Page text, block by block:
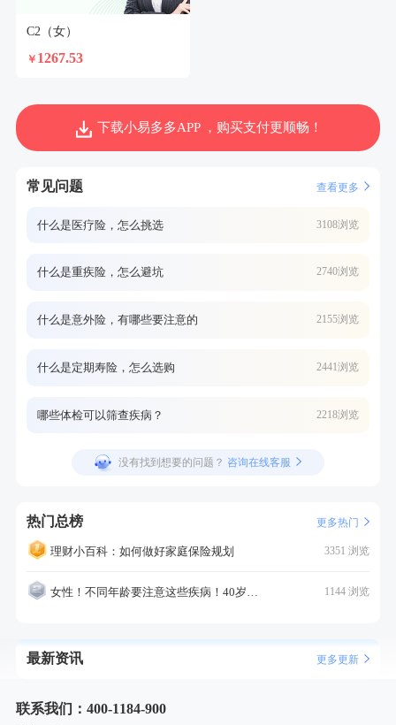
C2（女）
￥ 1267.53
下载小易多多APP ，购买支付更顺畅！
常见问题 查看更多
什么是医疗险，怎么挑选 3108浏览
什么是重疾险，怎么避坑 2740浏览
什么是意外险，有哪些要注意的 2155浏览
什么是定期寿险，怎么选购 2441浏览
哪些体检可以筛查疾病？ 2218浏览
没有找到想要的问题？ 咨询在线客服
热门总榜 更多热门
理财小百科：如何做好家庭保险规划 3351 浏览
女性！不同年龄要注意这些疾病！40岁的这个疾病最需要注意！ 1144 浏览
最新资讯 更多更新
联系我们：400-1184-900